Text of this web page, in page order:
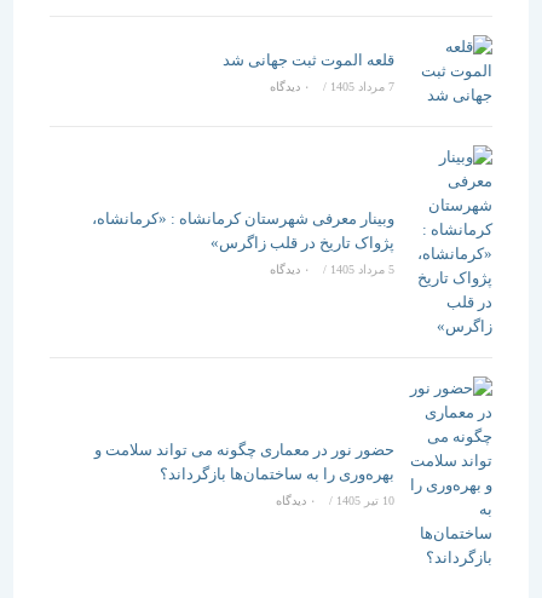
قلعه الموت ثبت جهانی شد
/ ۰ دیدگاه
وبینار معرفی شهرستان کرمانشاه : «کرمانشاه،
پژواک تاریخ در قلب زاگرس»
5 مرداد 1405 / ۰ دیدگاه
حضور نور در معماری چگونه می تواند سلامت و
بهره‌وری را به ساختمان‌ها بازگرداند؟
/ ۰ دیدگاه